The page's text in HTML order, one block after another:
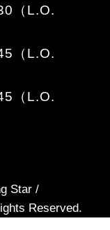
（L.O.
（L.O.
（L.O.
Star /
Reserved.